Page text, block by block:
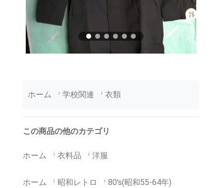
ホーム 学校関連 衣類
この商品の他のカテゴリ
ホーム 衣料品 洋服
ホーム 昭和レトロ 80's(昭和55-64年)